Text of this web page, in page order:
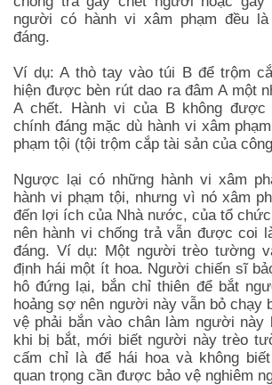
người có hành vi xâm phạm đều
đáng.
Ví dụ: A thò tay vào túi B để trộm
hiện được bèn rút dao ra đâm A một
A chết. Hành vi của B không
chính đáng mặc dù hành vi xâm
phạm tội (tội trộm cắp tài sản của
Ngược lại có những hành vi xâm
hành vi phạm tội, nhưng vì nó xâm
đến lợi ích của Nhà nước, của tổ
nên hành vi chống trả vẫn được coi
đáng. Ví dụ: Một người trèo tường
định hái một ít hoa. Người chiến sĩ
hô đứng lại, bắn chỉ thiên để bắt
hoảng sợ nên người này vẫn bỏ chạy
vệ phải bắn vào chân làm người này
khi bị bắt, mới biết người này trèo
cấm chỉ là để hái hoa và không
quan trọng cần được bảo vệ nghiêm